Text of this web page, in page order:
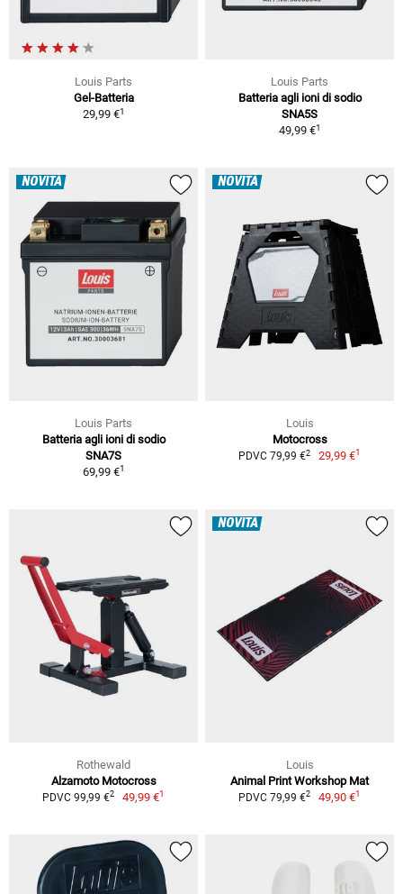
Louis Parts
Gel-Batteria
29,99 €1
Louis Parts
Batteria agli ioni di sodio
SNA5S
49,99 €1
NOVITÀ
Louis Parts
Batteria agli ioni di sodio
SNA7S
69,99 €1
NOVITÀ
Louis
Motocross
PDVC 79,99 €2 29,99 €1
Rothewald
Alzamoto Motocross
PDVC 99,99 €2 49,99 €1
NOVITÀ
Louis
Animal Print Workshop Mat
PDVC 79,99 €2 49,90 €1